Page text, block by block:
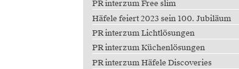
PR interzum Free slim
Häfele feiert 2023 sein 100. Jubiläum
PR interzum Lichtlösungen
PR interzum Küchenlösungen
PR interzum Häfele Discoveries